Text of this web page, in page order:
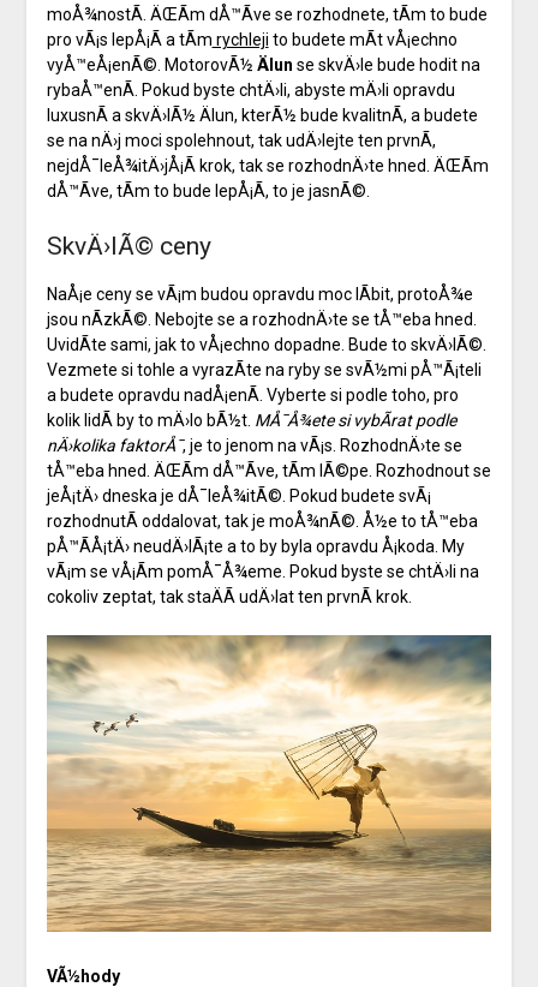
moÅ¾nostÃ­. ÄŒÃ­m dÅ™Ã­ve se rozhodnete, tÃ­m to bude
pro vÃ¡s lepÅ¡Ã­ a tÃ­m rychleji to budete mÃ­t vÅ¡echno
vyÅ™eÅ¡enÃ©. MotorovÃ½ Älun se skvÄ›le bude hodit na
rybaÅ™enÃ­. Pokud byste chtÄ›li, abyste mÄ›li opravdu
luxusnÃ­ a skvÄ›lÃ½ Älun, kterÃ½ bude kvalitnÃ­, a budete
se na nÄ›j moci spolehnout, tak udÄ›lejte ten prvnÃ­,
nejdÅ¯leÅ¾itÄ›jÅ¡Ã­ krok, tak se rozhodnÄ›te hned. ÄŒÃ­m
dÅ™Ã­ve, tÃ­m to bude lepÅ¡Ã­, to je jasnÃ©.
SkvÄ›lÃ© ceny
NaÅ¡e ceny se vÃ¡m budou opravdu moc lÃ­bit, protoÅ¾e
jsou nÃ­zkÃ©. Nebojte se a rozhodnÄ›te se tÅ™eba hned.
UvidÃ­te sami, jak to vÅ¡echno dopadne. Bude to skvÄ›lÃ©.
Vezmete si tohle a vyrazÃ­te na ryby se svÃ½mi pÅ™Ã¡teli
a budete opravdu nadÅ¡enÃ­. Vyberte si podle toho, pro
kolik lidÃ­ by to mÄ›lo bÃ½t. MÅ¯Å¾ete si vybÃ­rat podle
nÄ›kolika faktorÅ¯, je to jenom na vÃ¡s. RozhodnÄ›te se
tÅ™eba hned. ÄŒÃ­m dÅ™Ã­ve, tÃ­m lÃ©pe. Rozhodnout se
jeÅ¡tÄ› dneska je dÅ¯leÅ¾itÃ©. Pokud budete svÃ¡
rozhodnutÃ­ oddalovat, tak je moÅ¾nÃ©. Å½e to tÅ™eba
pÅ™Ã­Å¡tÄ› neudÄ›lÃ¡te a to by byla opravdu Å¡koda. My
vÃ¡m se vÅ¡Ã­m pomÅ¯Å¾eme. Pokud byste se chtÄ›li na
cokoliv zeptat, tak staÄÃ­ udÄ›lat ten prvnÃ­ krok.
VÃ½hody